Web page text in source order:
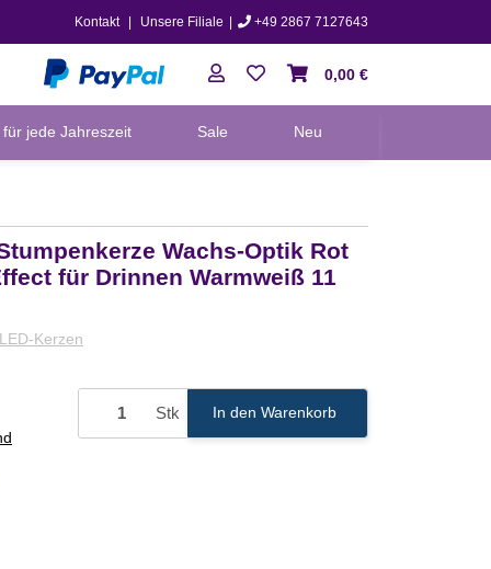
Kontakt Unsere Filiale +49 2867 7127643
0,00 €
für jede Jahreszeit Sale Neu
Wachs-Optik Rot
für Drinnen Warmweiß 11
LED-Kerzen
Stk In den Warenkorb